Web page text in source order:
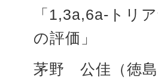
「1,3a,6a-トリ
の評価」
茅野 公佳（徳